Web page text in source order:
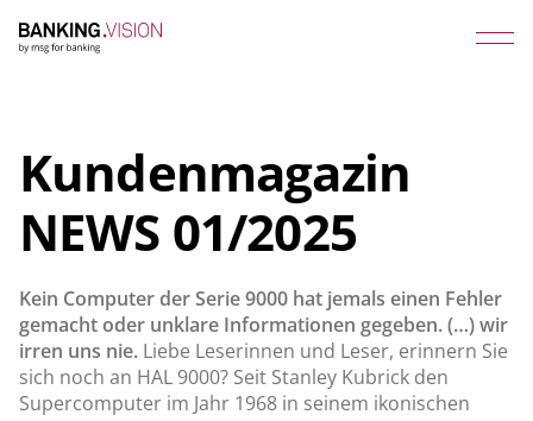
Kundenmagazin
NEWS 01/2025
Kein Computer der Serie 9000 hat jemals einen Fehler
gemacht oder unklare Informationen gegeben. (…) wir
irren uns nie. Liebe Leserinnen und Leser, erinnern Sie
sich noch an HAL 9000? Seit Stanley Kubrick den
Supercomputer im Jahr 1968 in seinem ikonischen